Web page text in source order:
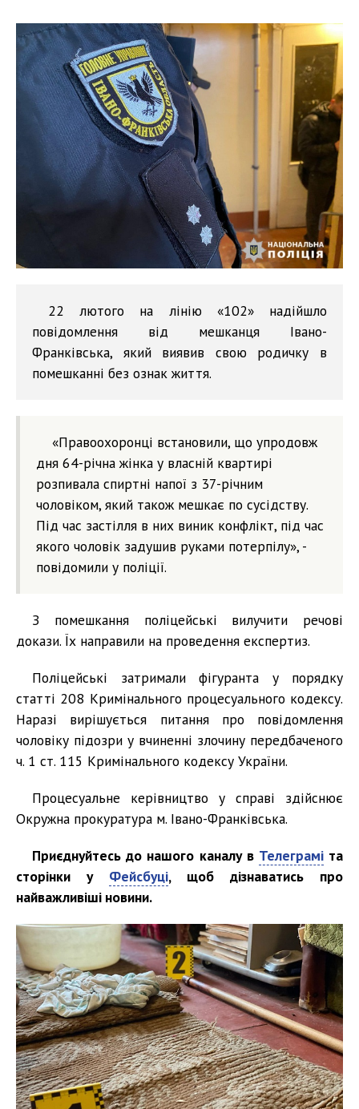
22 лютого на лінію «102» надійшло
повідомлення від мешканця Івано-
Франківська, який виявив свою родичку в
помешканні без ознак життя.
«Правоохоронці встановили, що упродовж
дня 64-річна жінка у власній квартирі
розпивала спиртні напої з 37-річним
чоловіком, який також мешкає по сусідству.
Під час застілля в них виник конфлікт, під час
якого чоловік задушив руками потерпілу», -
повідомили у поліції.
З помешкання поліцейські вилучити речові
докази. Їх направили на проведення експертиз.
Поліцейські затримали фігуранта у порядку
статті 208 Кримінального процесуального кодексу.
Наразі вирішується питання про повідомлення
чоловіку підозри у вчиненні злочину передбаченого
ч. 1 ст. 115 Кримінального кодексу України.
Процесуальне керівництво у справі здійснює
Окружна прокуратура м. Івано-Франківська.
Приєднуйтесь до нашого каналу в Телеграміта
сторінки у Фейсбуці, щоб дізнаватись про
найважливіші новини.